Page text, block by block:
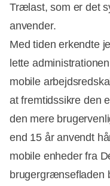
Trælast, som er det
anvender.
Med tiden erkendte
lette
mobile
at fremtidssikre den
den mere
end 15 år anvendt
mobile enheder fra
brugergrænsefladen